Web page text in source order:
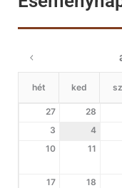
hét ked
27 28
3
4
10
11
17 18